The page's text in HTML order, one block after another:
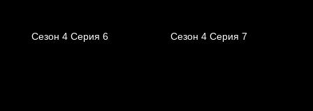
Сезон 4 Серия 6 Сезон 4 Серия 7